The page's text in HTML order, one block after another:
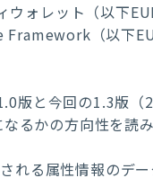
ォレット（以下
（以下
版と今回の1.3版
るかの方向性を読み
れる属性情報のデ